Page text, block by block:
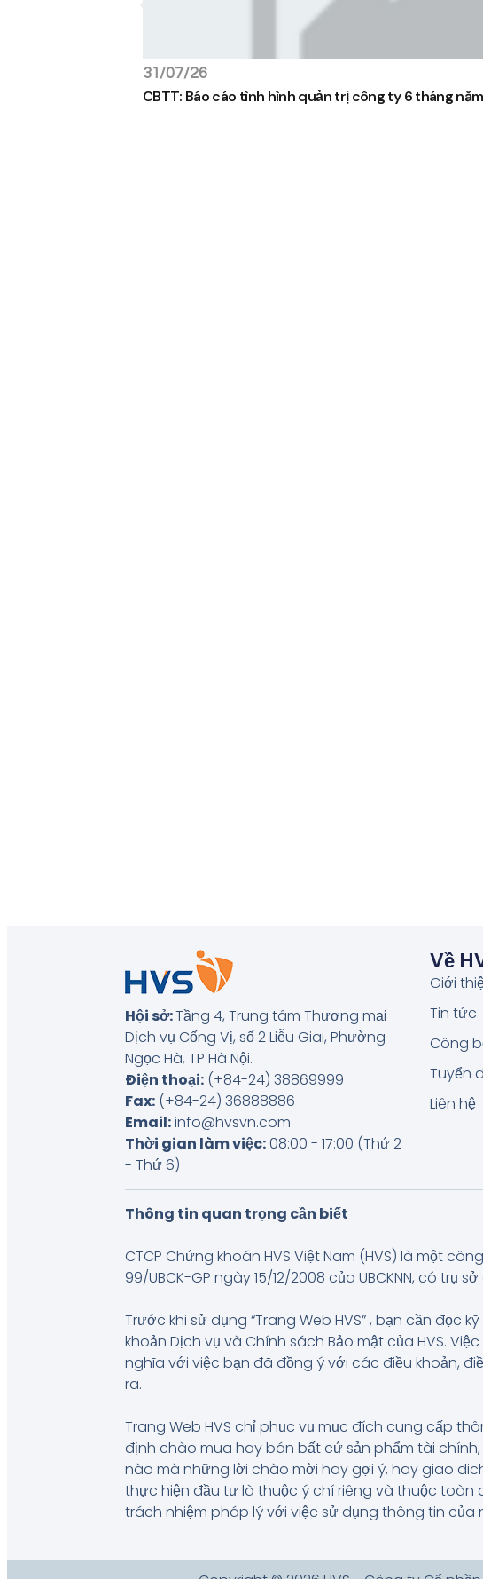
31/07/26
CBTT: Báo cáo tình hình quản trị công ty 6 tháng
Hội sở:Tầng 4, Trung tâm Thương mại
Dịch vụ Cống Vị, số 2 Liễu Giai, Phường
Ngọc Hà, TP Hà Nội.
Điện thoại:(+84-24) 38869999
Fax:(+84-24) 36888886
Email:info@hvsvn.com
Thời gian làm việc:08:00 - 17:00 (Thứ 2
- Thứ 6)
Về
Giới
Tin tức
Công
Tuyển
Liên hệ
Thông tin quan trọng cần biết
CTCP Chứng khoán HVS Việt Nam (HVS) là một
99/UBCK-GP ngày 15/12/2008 của UBCKNN, có trụ
Trước khi sử dụng “Trang Web HVS” , bạn cần đọc
khoản Dịch vụ và Chính sách Bảo mật của HVS.
nghĩa với việc bạn đã đồng ý với các điều khoản,
ra.
Trang Web HVS chỉ phục vụ mục đích cung cấp
định chào mua hay bán bất cứ sản phẩm tài
nào mà những lời chào mời hay gợi ý, hay giao
thực hiện đầu tư là thuộc ý chí riêng và thuộc toàn
trách nhiệm pháp lý với việc sử dụng thông tin của